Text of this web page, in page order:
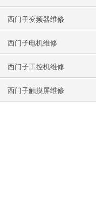
西门子变频器维修
西门子电机维修
西门子工控机维修
西门子触摸屏维修